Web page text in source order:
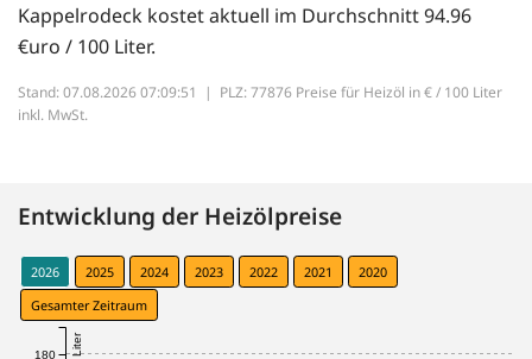
Kappelrodeck kostet aktuell im Durchschnitt 94.96
€uro / 100 Liter.
Stand: 07.08.2026 07:09:51 | PLZ: 77876 Preise für Heizöl in € / 100 Liter
inkl. MwSt.
Entwicklung der Heizölpreise
2026 2025 2024 2023 2022 2021
2020
Gesamter Zeitraum
180